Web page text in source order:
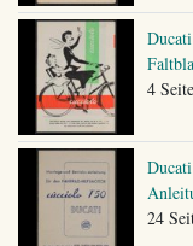
Ducati
4
Ducati
24